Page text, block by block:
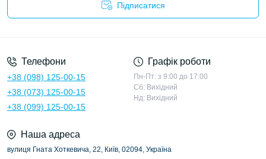
Підписатися
Телефони
+38 (098) 125-00-15
+38 (073) 125-00-15
+38 (099) 125-00-15
Графік роботи
Пн-Пт: з 9:00 до 17:00
Сб: Вихідний
Нд: Вихідний
Наша адреса
вулиця Гната Хоткевича, 22, Київ, 02094, Україна